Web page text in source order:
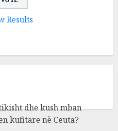
Results
dhe kush mban
kufitare në Ceuta?